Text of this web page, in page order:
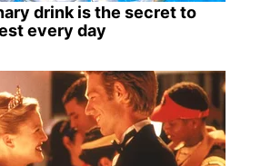
drink is the secret to
every day